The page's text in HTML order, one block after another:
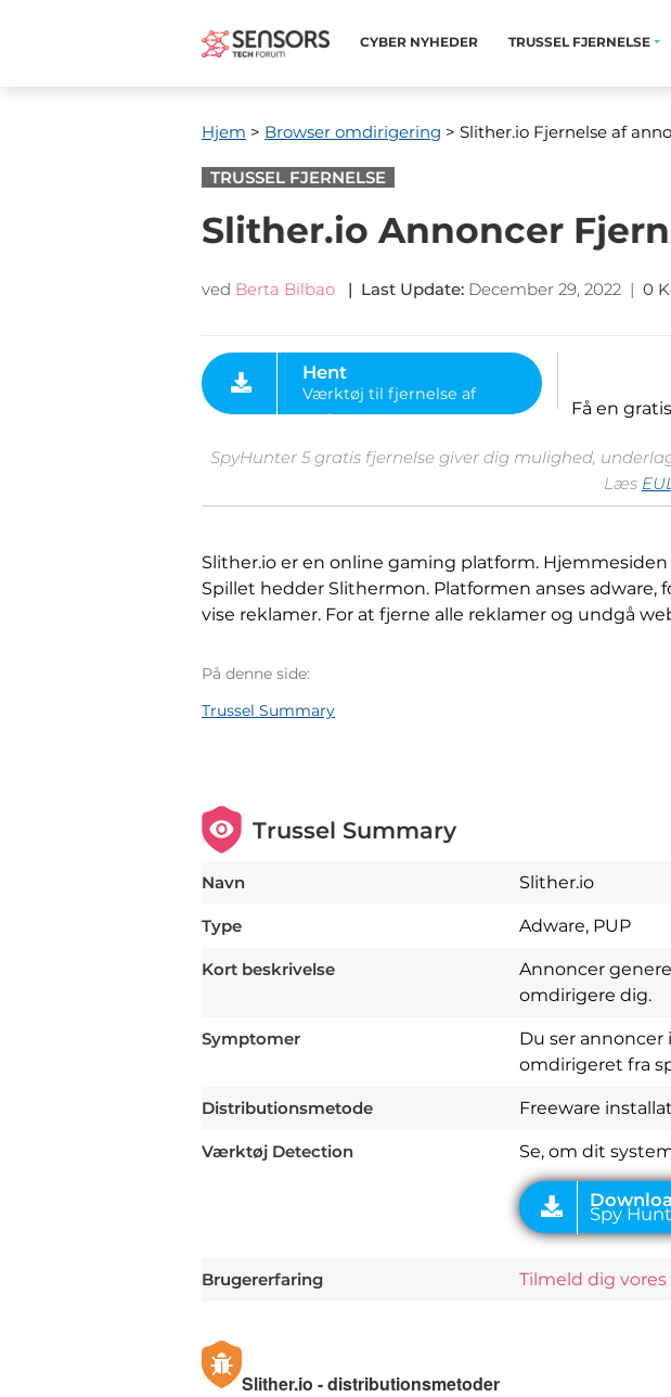
CYBER ​​NYHEDER TRUSSEL FJERNELSE
Hjem > Browser omdirigering > Slither.io Fjernelse af
TRUSSEL FJERNELSE
Slither.io Annoncer
ved Berta Bilbao | Last Update: December 29, 2022 | 0
Værktøj til fjernelse af
malware
Få en
SpyHunter 5 gratis fjernelse giver dig mulighed,
Læs
Slither.io er en online gaming platform.
Spillet hedder Slithermon. Platformen anses
vise reklamer. For at fjerne alle reklamer og undgå
På denne side:
Trussel Summary
Trussel Summary
Navn Slither.io
Type Adware, PUP
Kort beskrivelse
Annoncer
omdirigere dig.
Symptomer
Du ser annoncer
omdirigeret fra
Distributionsmetode Freeware
Værktøj Detection Se, om dit
Spy Hunter
Brugererfaring Tilmeld dig
Slither.io - distributionsmetoder